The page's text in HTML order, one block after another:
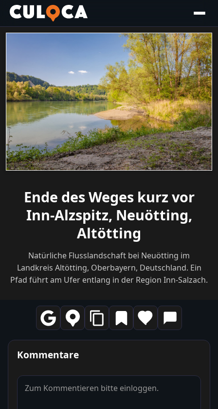
Ende des Weges kurz vor
Inn-Alzspitz, Neuötting,
Altötting
Natürliche Flusslandschaft bei Neuötting im
Landkreis Altötting, Oberbayern, Deutschland. Ein
Pfad führt am Ufer entlang in der Region Inn-Salzach.
Kommentare